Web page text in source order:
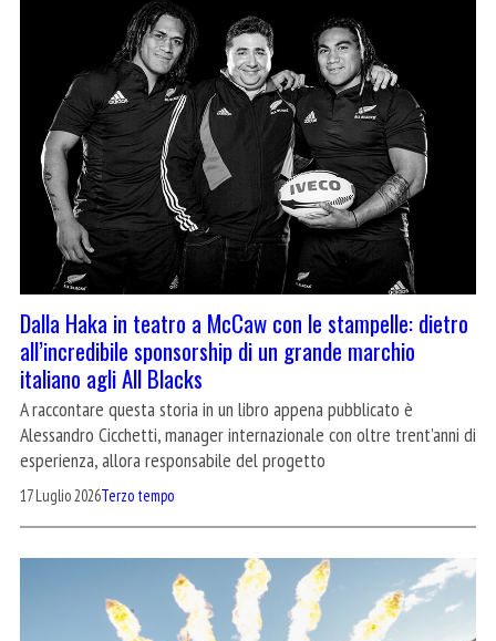
Dalla Haka in teatro a McCaw con le stampelle: dietro
all’incredibile sponsorship di un grande marchio
italiano agli All Blacks
A raccontare questa storia in un libro appena pubblicato è
Alessandro Cicchetti, manager internazionale con oltre trent’anni di
esperienza, allora responsabile del progetto
17 Luglio 2026Terzo tempo